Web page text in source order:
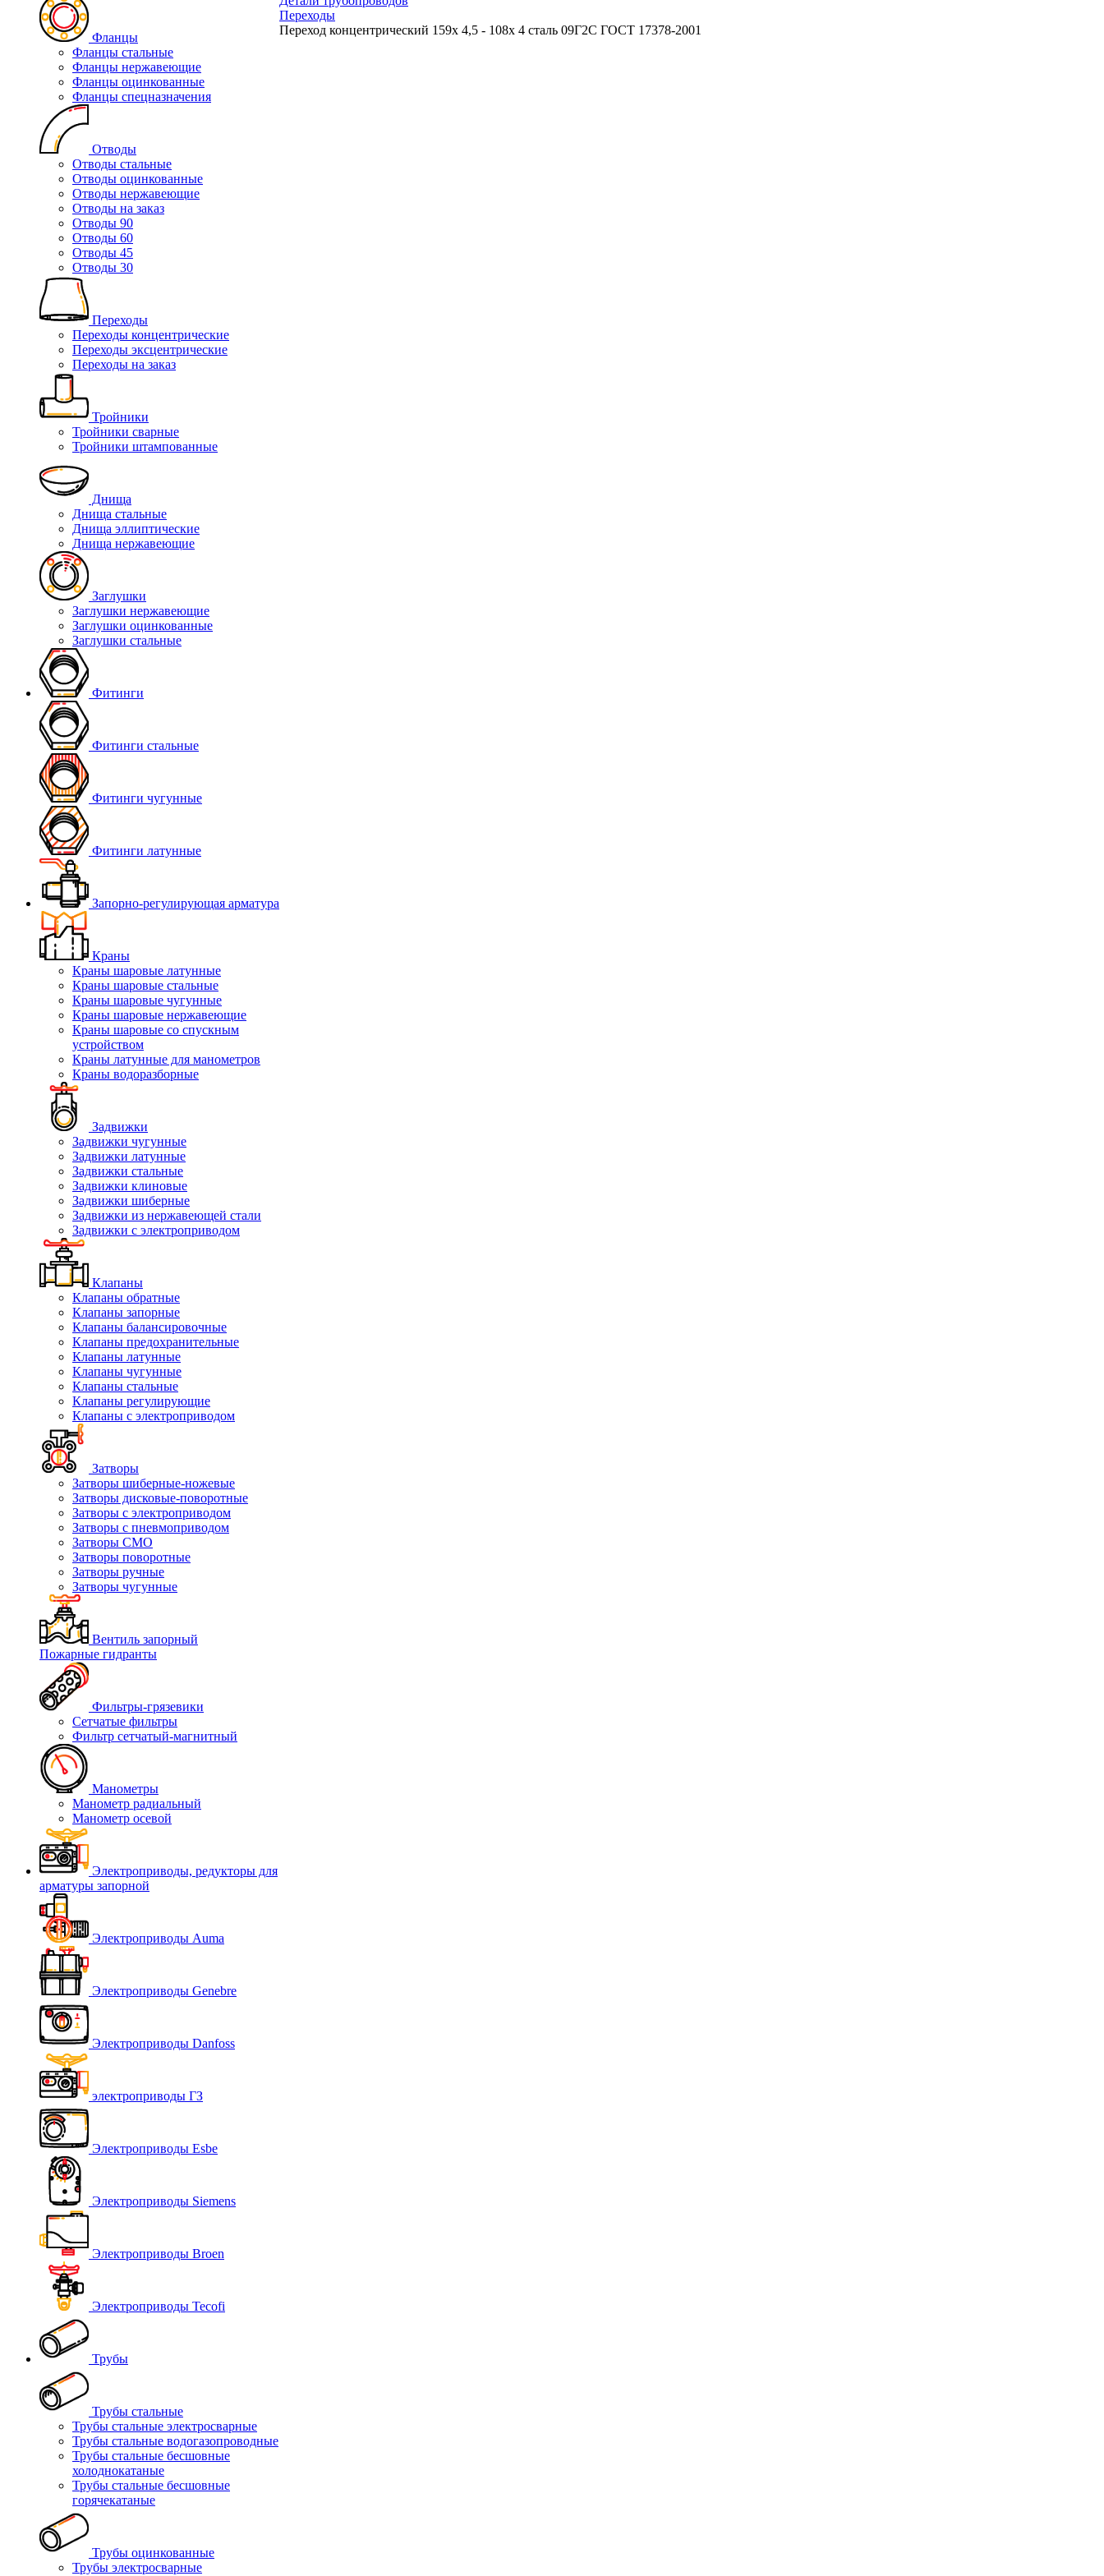
Фланцы
Фланцы стальные
Фланцы нержавеющие
Фланцы оцинкованные
Фланцы спецназначения
Отводы
Отводы стальные
Отводы оцинкованные
Отводы нержавеющие
Отводы на заказ
Отводы 90
Отводы 60
Отводы 45
Отводы 30
Переходы
Переходы концентрические
Переходы эксцентрические
Переходы на заказ
Тройники
Тройники сварные
Тройники штампованные
Днища
Днища стальные
Днища эллиптические
Днища нержавеющие
Заглушки
Заглушки нержавеющие
Заглушки оцинкованные
Заглушки стальные
Фитинги
Фитинги стальные
Фитинги чугунные
Фитинги латунные
Запорно-регулирующая арматура
Краны
Краны шаровые латунные
Краны шаровые стальные
Краны шаровые чугунные
Краны шаровые нержавеющие
Краны шаровые со спускным
устройством
Краны латунные для манометров
Краны водоразборные
Задвижки
Задвижки чугунные
Задвижки латунные
Задвижки стальные
Задвижки клиновые
Задвижки шиберные
Задвижки из нержавеющей стали
Задвижки с электроприводом
Клапаны
Клапаны обратные
Клапаны запорные
Клапаны балансировочные
Клапаны предохранительные
Клапаны латунные
Клапаны чугунные
Клапаны стальные
Клапаны регулирующие
Клапаны с электроприводом
Затворы
Затворы шиберные-ножевые
Затворы дисковые-поворотные
Затворы с электроприводом
Затворы с пневмоприводом
Затворы СМО
Затворы поворотные
Затворы ручные
Затворы чугунные
Вентиль запорный
Пожарные гидранты
Фильтры-грязевики
Сетчатые фильтры
Фильтр сетчатый-магнитный
Манометры
Манометр радиальный
Манометр осевой
Электроприводы, редукторы для
арматуры запорной
Электроприводы Auma
Электроприводы Genebre
Электроприводы Danfoss
электроприводы ГЗ
Электроприводы Esbe
Электроприводы Siemens
Электроприводы Broen
Электроприводы Tecofi
Трубы
Трубы стальные
Трубы стальные электросварные
Трубы стальные водогазопроводные
Трубы стальные бесшовные
холоднокатаные
Трубы стальные бесшовные
горячекатаные
Трубы оцинкованные
Трубы электросварные
Переходы
Переход концентрический 159х 4,5 - 108х 4 сталь 09Г2С ГОСТ 17378-2001